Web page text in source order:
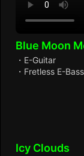
Blue Moon
・E-Guitar
・Fretless E-Bass
Icy Clouds